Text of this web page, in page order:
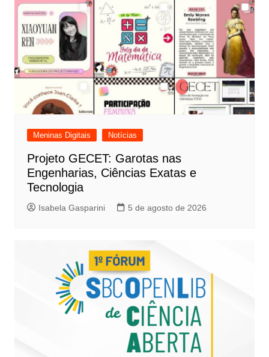
Meninas Digitais Notícias
Projeto GECET: Garotas nas
Engenharias, Ciências Exatas e
Tecnologia
Isabela Gasparini 5 de agosto de 2026